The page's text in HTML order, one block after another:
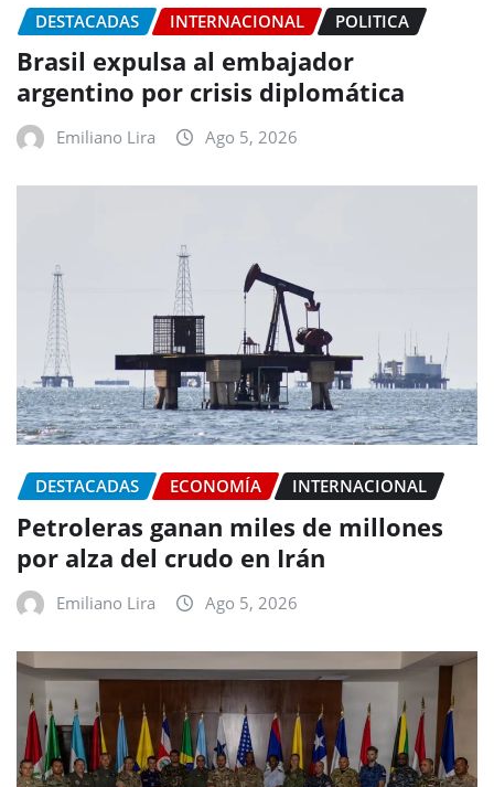
DESTACADAS INTERNACIONAL POLITICA
Brasil expulsa al embajador
argentino por crisis diplomática
Emiliano Lira Ago 5, 2026
DESTACADAS ECONOMÍA INTERNACIONAL
Petroleras ganan miles de millones
por alza del crudo en Irán
Emiliano Lira Ago 5, 2026